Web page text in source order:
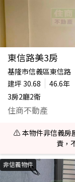
東信路美3房
基隆市信義區東信路
建坪 30.68
46.6年
3房2廳2衛
住商不動產
⚠️ 本物件非信義房
責，
非信義物件